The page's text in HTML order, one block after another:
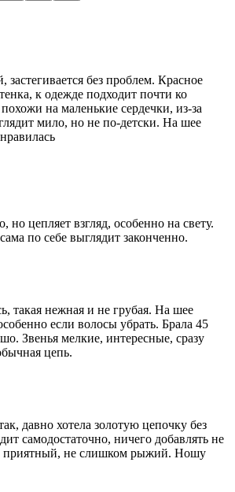
без проблем. Красное
к одежде подходит почти ко
на маленькие сердечки, из-за
мило, но не по-детски. На шее
но цепляет взгляд, особенно на свету.
по себе выглядит законченно.
такая нежная и не грубая. На шее
если волосы убрать. Брала 45
Звенья мелкие, интересные, сразу
цепь.
давно хотела золотую цепочку без
самодостаточно, ничего добавлять не
приятный, не слишком рыжий. Ношу